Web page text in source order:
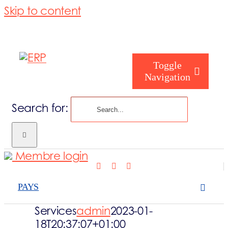
Skip to content
Toggle
Navigation
Search for:
PAYS
Membre login
Servicesadmin2023-01-
18T20:37:07+01:00